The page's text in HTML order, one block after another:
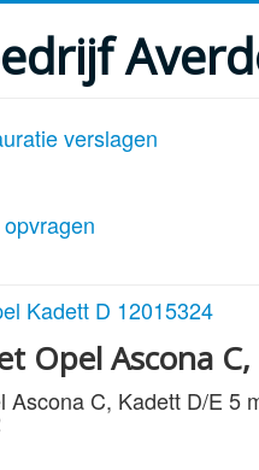
verslagen
Kadett D 12015324
Opel Ascona
Ascona C, Kadett D/E 5